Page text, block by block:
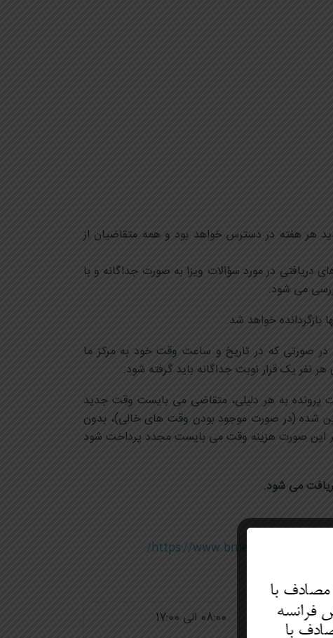
هر هفته در دسترس خواهد بود و همه متقاضیان از
در مورد سؤالات ویزا به صورت جداگانه و با
می شود.
بازگردانده خواهد شد.
وقت خود باید مبلغ 9,999,999 ریال آنلاین پرداخت کنید. در صورتی که در تاریخ و ساعت وقت خود به مرکز ما
نفر یک قرار نوبت جداگانه باید گرفته شود.
پرونده به هر دلیلی، متقاضی می بایست وقت جدید
شده (در صورت موجود بودن وقت های خالی)، بدون
در این صورت هزینه وقت می بایست مجدد پرداخت شود
https://www.bmeia.gv.at/oeb-
08:00 الی 17:00